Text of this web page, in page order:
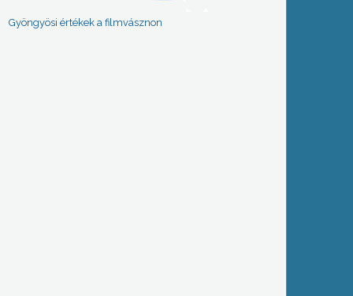
Gyöngyösi értékek a filmvásznon